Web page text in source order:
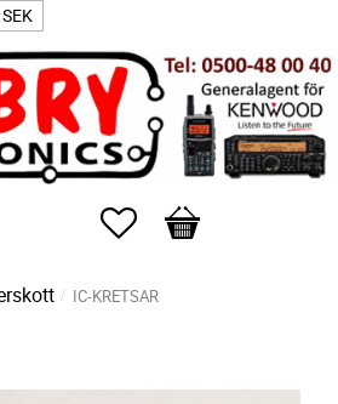
SEK
Favoriter
Kundvagn
IC-KRETSAR